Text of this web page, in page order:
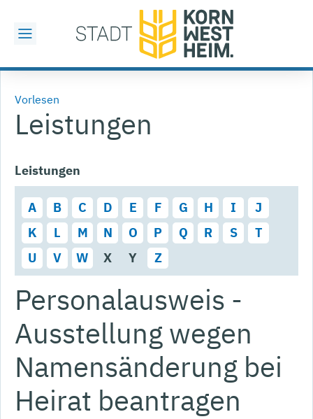
Vorlesen
Leistungen
Leistungen
A B C D E F G H I
J
K
L M N O P Q R S
T
U
V W X Y Z
Personalausweis -
Ausstellung wegen
Namensänderung bei
Heirat beantragen